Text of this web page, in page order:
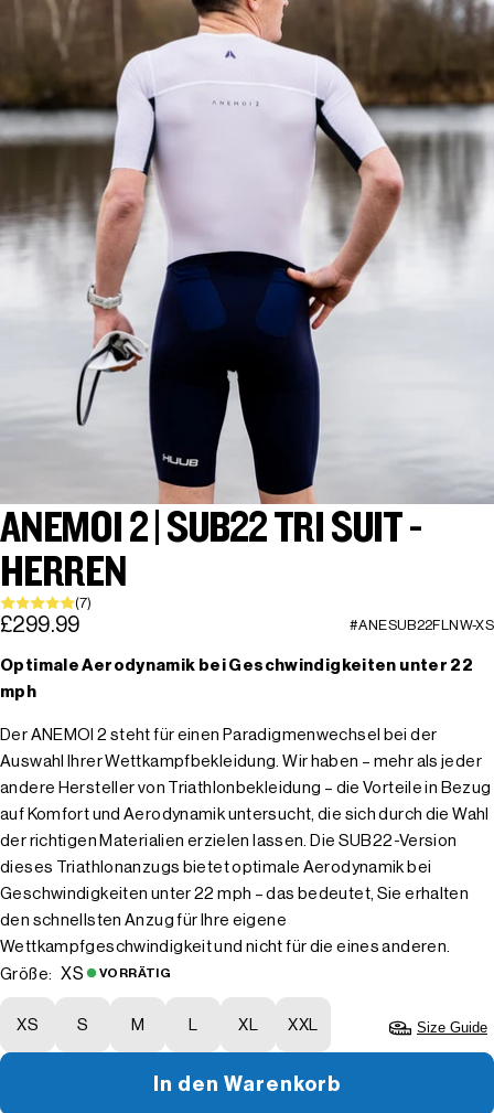
ANEMOI 2 | SUB22 TRI SUIT -
HERREN
(7)
£299.99 #ANESUB22FLNW-XS
Optimale Aerodynamik bei Geschwindigkeiten unter 22
mph
Der ANEMOI 2 steht für einen Paradigmenwechsel bei der
Auswahl Ihrer Wettkampfbekleidung. Wir haben – mehr als jeder
andere Hersteller von Triathlonbekleidung – die Vorteile in Bezug
auf Komfort und Aerodynamik untersucht, die sich durch die Wahl
der richtigen Materialien erzielen lassen. Die SUB22-Version
dieses Triathlonanzugs bietet optimale Aerodynamik bei
Geschwindigkeiten unter 22 mph – das bedeutet, Sie erhalten
den schnellsten Anzug für Ihre eigene
Wettkampfgeschwindigkeit und nicht für die eines anderen.
Größe:
XS VORRÄTIG
XS S M XL XXL Size Guide
In den Warenkorb